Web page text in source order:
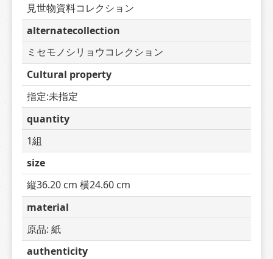
見世物資料コレクション
alternatecollection
ミセモノシリョウコレクション
Cultural property
指定:未指定
quantity
1組
size
縦36.20 cm 横24.60 cm
material
原品: 紙
authenticity